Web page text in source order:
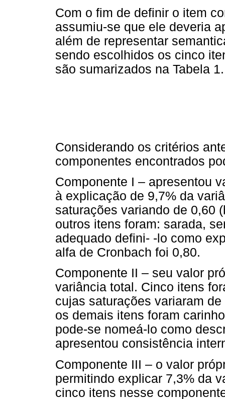
Com o fim de definir o item
assumiu-se que ele deveria
além de representar
sendo escolhidos os cinco
são sumarizados na Tabela 1.
Considerando os critérios
componentes encontrados
Componente I – apresentou
à explicação de 9,7% da
saturações variando de 0,60
outros itens foram: sarada,
adequado defini- -lo como
alfa de Cronbach foi 0,80.
Componente II – seu valor
variância total. Cinco itens
cujas saturações variaram
os demais itens foram
pode-se nomeá-lo como
apresentou consistência
Componente III – o valor
permitindo explicar 7,3% da
cinco itens nesse